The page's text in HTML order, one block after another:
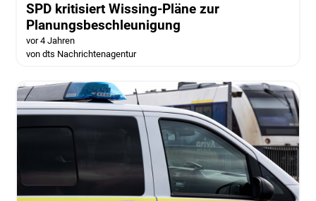
SPD kritisiert Wissing-Pläne zur
Planungsbeschleunigung
vor 4 Jahren
von dts Nachrichtenagentur